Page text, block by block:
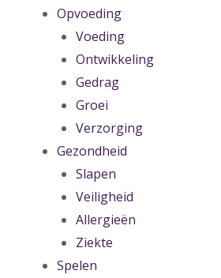
Opvoeding
Voeding
Ontwikkeling
Gedrag
Groei
Verzorging
Gezondheid
Slapen
Veiligheid
Allergieën
Ziekte
Spelen